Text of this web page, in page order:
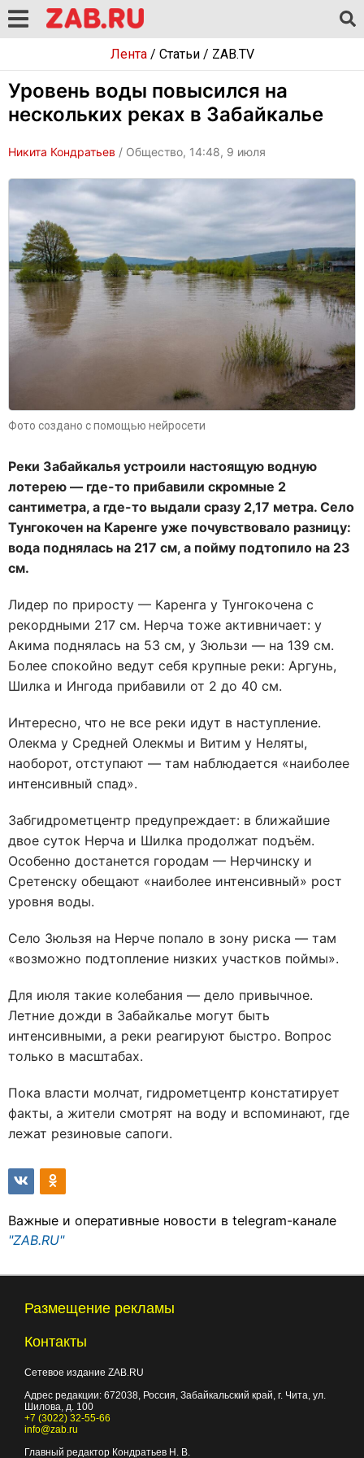
Лента/ Статьи/ ZAB.TV
Уровень воды повысился на
нескольких реках в Забайкалье
Никита Кондратьев / Общество, 14:48, 9 июля
Фото создано с помощью нейросети
Реки Забайкалья устроили настоящую водную
лотерею — где-то прибавили скромные 2
сантиметра, а где-то выдали сразу 2,17 метра. Село
Тунгокочен на Каренге уже почувствовало разницу:
вода поднялась на 217 см, а пойму подтопило на 23
см.
Лидер по приросту — Каренга у Тунгокочена с
рекордными 217 см. Нерча тоже активничает: у
Акима поднялась на 53 см, у Зюльзи — на 139 см.
Более спокойно ведут себя крупные реки: Аргунь,
Шилка и Ингода прибавили от 2 до 40 см.
Интересно, что не все реки идут в наступление.
Олекма у Средней Олекмы и Витим у Неляты,
наоборот, отступают — там наблюдается «наиболее
интенсивный спад».
Забгидрометцентр предупреждает: в ближайшие
двое суток Нерча и Шилка продолжат подъём.
Особенно достанется городам — Нерчинску и
Сретенску обещают «наиболее интенсивный» рост
уровня воды.
Село Зюльзя на Нерче попало в зону риска — там
«возможно подтопление низких участков поймы».
Для июля такие колебания — дело привычное.
Летние дожди в Забайкалье могут быть
интенсивными, а реки реагируют быстро. Вопрос
только в масштабах.
Пока власти молчат, гидрометцентр констатирует
факты, а жители смотрят на воду и вспоминают, где
лежат резиновые сапоги.
Важные и оперативные новости в telegram-канале
"ZAB.RU"
Размещение рекламы
Контакты
Сетевое издание ZAB.RU
Адрес редакции: 672038 , Россия, Забайкальский край, г. Чита ул.
Шилова, д. 100
+7 (3022) 32-55-66
info@zab.ru
Главный редактор Кондратьев Н. В.